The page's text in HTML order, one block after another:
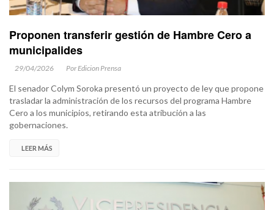
Proponen transferir gestión de Hambre Cero a
municipalides
29/04/2026 Por Edicion Prensa
El senador Colym Soroka presentó un proyecto de ley que propone
trasladar la administración de los recursos del programa Hambre
Cero a los municipios, retirando esta atribución a las
gobernaciones.
LEER MÁS